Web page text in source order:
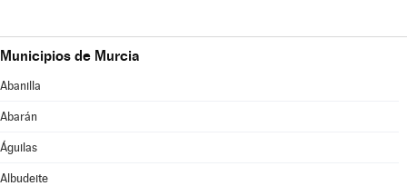
Municipios de Murcia
Abanilla
Abarán
Águilas
Albudeite